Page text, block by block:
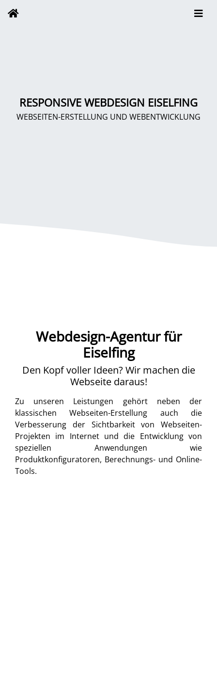
RESPONSIVE WEBDESIGN EISELFING
WEBSEITEN-ERSTELLUNG UND WEBENTWICKLUNG
Webdesign-Agentur für
Eiselfing
Den Kopf voller Ideen? Wir machen die
Webseite daraus!
Zu unseren Leistungen gehört neben der
klassischen Webseiten-Erstellung auch die
Verbesserung der Sichtbarkeit von Webseiten-
Projekten im Internet und die Entwicklung von
speziellen Anwendungen wie
Produktkonfiguratoren, Berechnungs- und Online-
Tools.